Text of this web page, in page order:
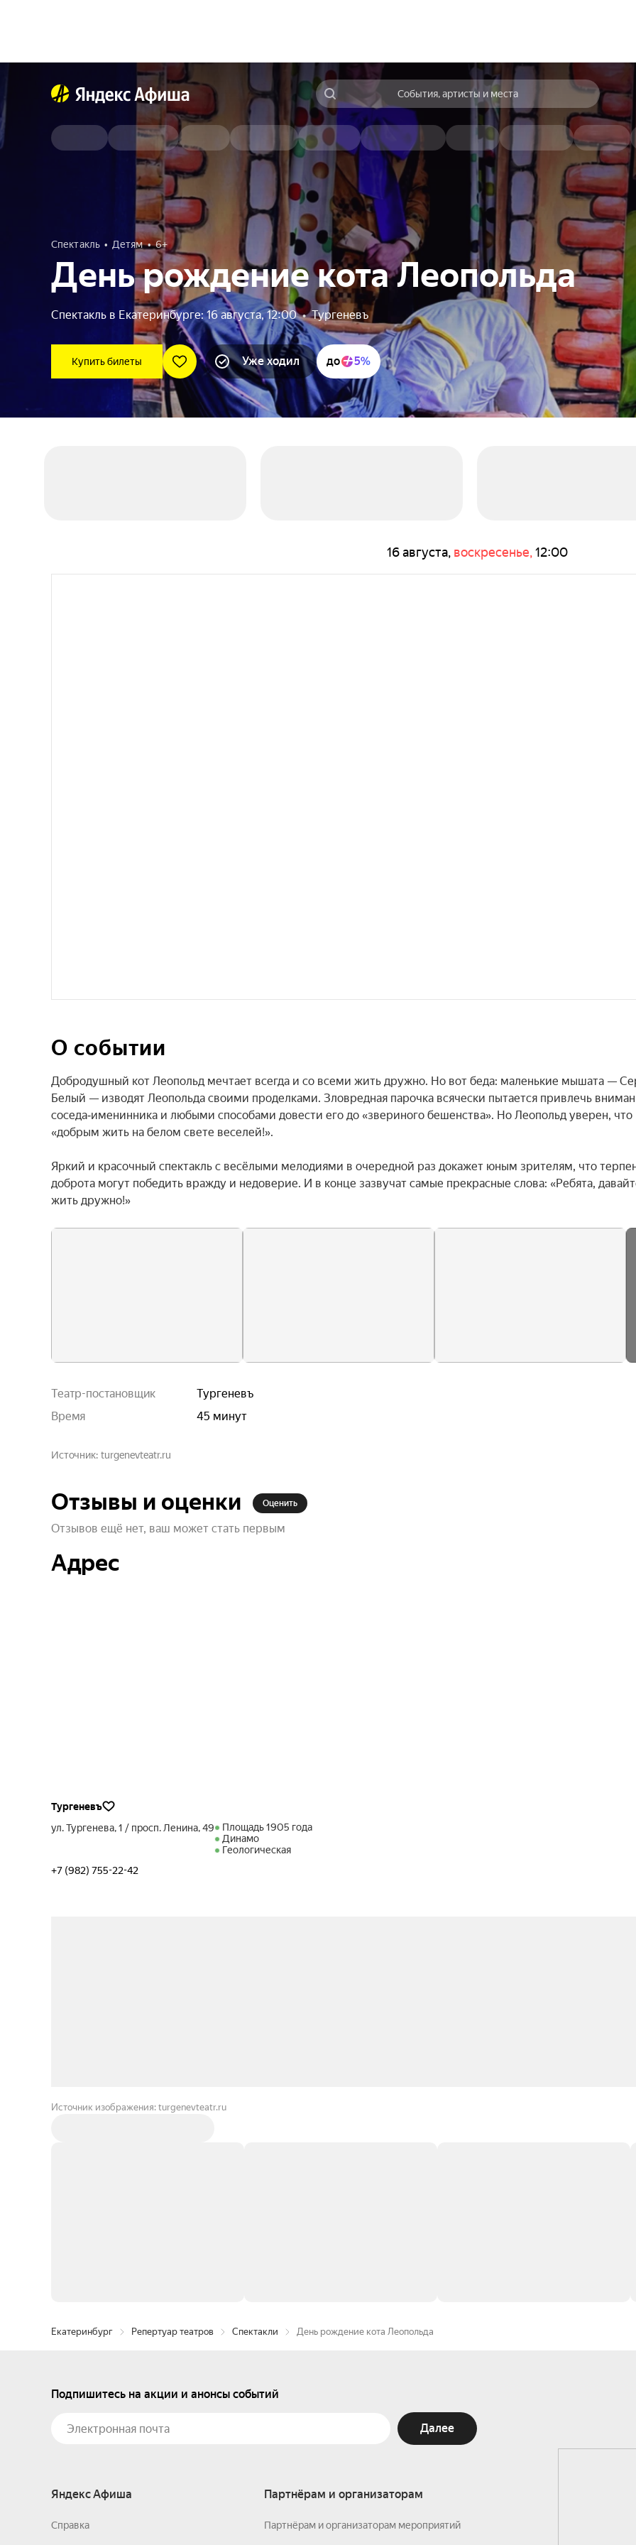
События, артисты и места
Спектакль Детям 6+
День рождение кота Леопольда
Спектакль в Екатеринбурге: 16 августа, 12:00•Тургеневъ
Купить билеты Уже ходил до 5%
16 августа, воскресенье, 12:00
О событии
Добродушный кот Леопольд мечтает всегда и со всеми жить дружно. Но вот беда: маленькие мышата —
Белый — изводят Леопольда своими проделками. Зловредная парочка всячески пытается привлечь
соседа‑именинника и любыми способами довести его до «звериного бешенства». Но Леопольд уверен, что
«добрым жить на белом свете веселей!».
Яркий и красочный спектакль с весёлыми мелодиями в очередной раз докажет юным зрителям, что
доброта могут победить вражду и недоверие. И в конце зазвучат самые прекрасные слова: «Ребята,
жить дружно!»
Театр-постановщик
Тургеневъ
Время
45 минут
Источник turgenevteatr.ru
Отзывы и оценки Оценить
Отзывов ещё нет, ваш может стать первым
Адрес
Тургеневъ
ул. Тургенева, 1 / просп. Ленина, 49
Площадь 1905 года
Динамо
Геологическая
+7 (982) 755-22-42
Источник изображения: turgenevteatr.ru
Екатеринбург Репертуар театров Спектакли День рождение кота Леопольда
Подпишитесь на акции и анонсы событий
Далее
Яндекс Афиша
Справка
Партнёрам и организаторам
Партнёрам и организаторам мероприятий